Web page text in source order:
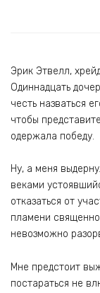
Эрик Этвелл,
Одиннадцать
честь назваться
чтобы
одержала победу.
Ну, а меня
веками
отказаться от
пламени
невозможно
Мне предстоит
постараться не